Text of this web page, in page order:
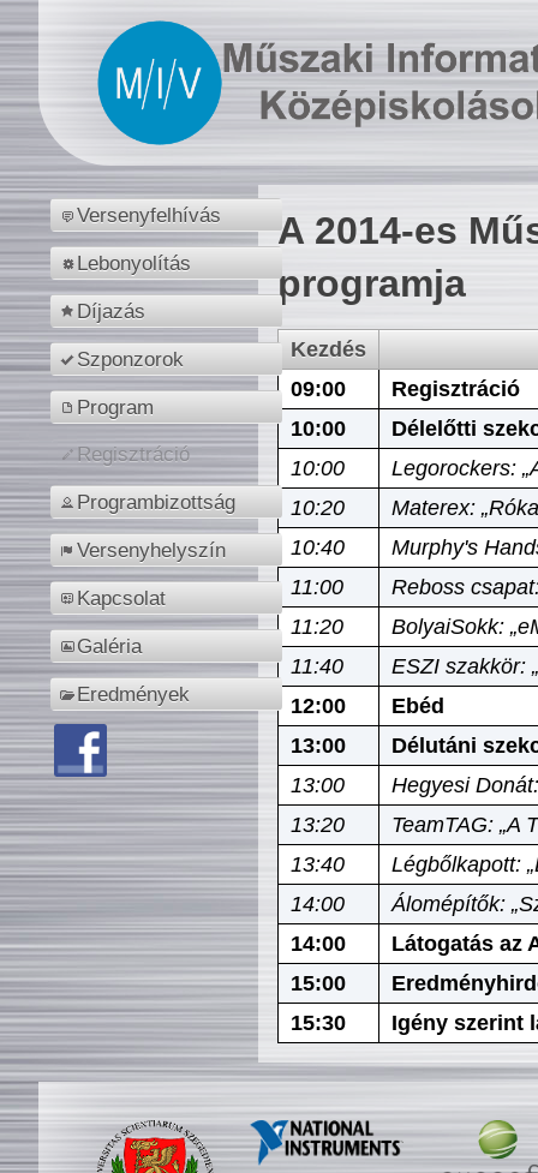
Versenyfelhívás
Lebonyolítás
Díjazás
Szponzorok
Program
Regisztráció
Programbizottság
Versenyhelyszín
Kapcsolat
Galéria
Eredmények
A 2014-es
programja
Kezdés
09:00
Regisztráció
10:00
Délelőtti
10:00
Legorockers:
10:20
Materex:
10:40
Murphy's
11:00
Reboss
11:20
BolyaiSokk:
11:40
ESZI szakkör:
12:00
Ebéd
13:00
Délutáni
13:00
Hegyesi
13:20
TeamTAG: „A
13:40
Légbőlkapott:
14:00
Álomépítők:
14:00
Látogatás az
15:00
15:30
Igény szerint